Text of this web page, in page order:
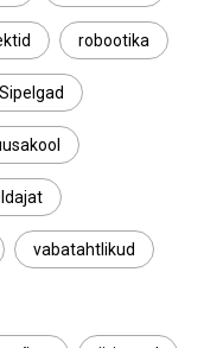
robootika
Sipelgad
vabatahtlikud